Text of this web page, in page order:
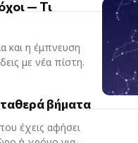
— Τι
και η έμπνευση
με νέα πίστη.
βήματα
έχεις αφήσει